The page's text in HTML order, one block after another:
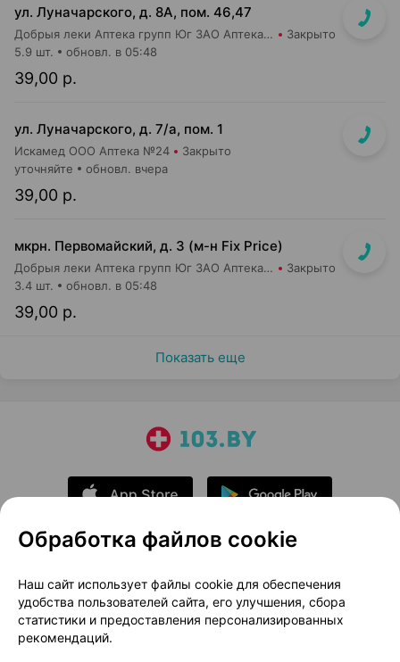
ул. Луначарского, д. 8А, пом. 46,47
Добрыя леки Аптека групп Юг ЗАО Аптека №38 Закрыто
39,00 р.
5.9 шт. обновл. в 05:48
ул. Луначарского, д. 7/а, пом. 1
Искамед ООО Аптека №24 Закрыто
39,00 р.
уточняйте обновл. вчера
мкрн. Первомайский, д. 3 (м-н Fix Рrice)
Добрыя леки Аптека групп Юг ЗАО Аптека №42 Закрыто
39,00 р.
3.4 шт. обновл. в 05:48
Показать еще
О проекте
Новости проекта
Размещение рекламы
Медицинский маркетинг
Публичный договор
Доставка
Обработка файлов cookie
Наш сайт использует файлы cookie для обеспечения
удобства пользователей сайта, его улучшения, сбора
статистики и предоставления персонализированных
рекомендаций.